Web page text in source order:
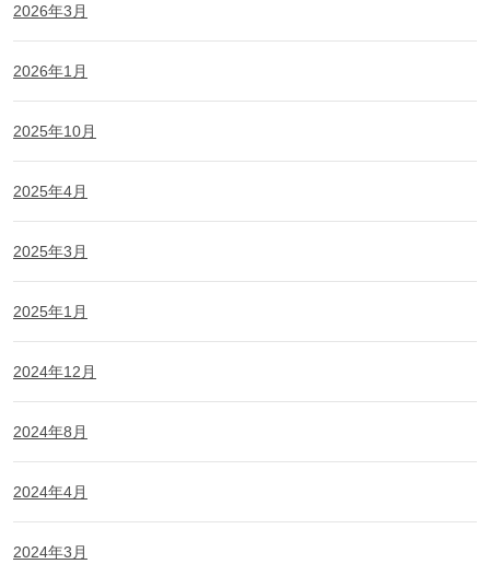
2026年3月
2026年1月
2025年10月
2025年4月
2025年3月
2025年1月
2024年12月
2024年8月
2024年4月
2024年3月